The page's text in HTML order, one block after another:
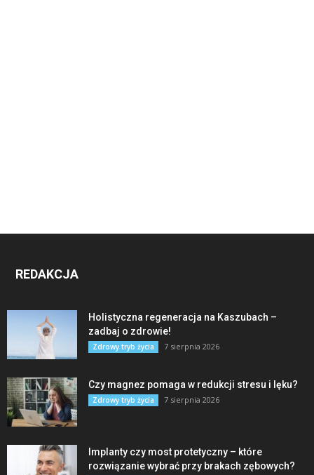
REDAKCJA
Holistyczna regeneracja na Kaszubach –
zadbaj o zdrowie!
Zdrowy tryb życia 7 sierpnia 2026
Czy magnez pomaga w redukcji stresu i lęku?
Zdrowy tryb życia 7 sierpnia 2026
Implanty czy most protetyczny – które
rozwiązanie wybrać przy brakach zębowych?